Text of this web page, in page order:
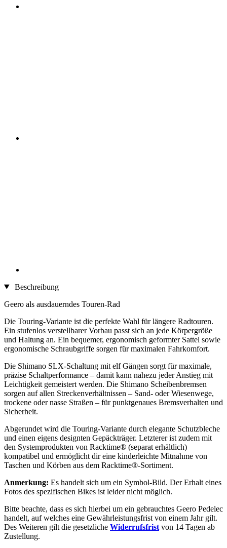
Beschreibung
Geero als ausdauerndes Touren-Rad
Die Touring-Variante ist die perfekte Wahl für längere Radtouren.
Ein stufenlos verstellbarer Vorbau passt sich an jede Körpergröße
und Haltung an. Ein bequemer, ergonomisch geformter Sattel sowie
ergonomische Schraubgriffe sorgen für maximalen Fahrkomfort.
Die Shimano SLX-Schaltung mit elf Gängen sorgt für maximale,
präzise Schaltperformance – damit kann nahezu jeder Anstieg mit
Leichtigkeit gemeistert werden. Die Shimano Scheibenbremsen
sorgen auf allen Streckenverhältnissen – Sand- oder Wiesenwege,
trockene oder nasse Straßen – für punktgenaues Bremsverhalten und
Sicherheit.
Abgerundet wird die Touring-Variante durch elegante Schutzbleche
und einen eigens designten Gepäckträger. Letzterer ist zudem mit
den Systemprodukten von Racktime® (separat erhältlich)
kompatibel und ermöglicht dir eine kinderleichte Mitnahme von
Taschen und Körben aus dem Racktime®-Sortiment.
Anmerkung: Es handelt sich um ein Symbol-Bild. Der Erhalt eines
Fotos des spezifischen Bikes ist leider nicht möglich.
Bitte beachte, dass es sich hierbei um ein gebrauchtes Geero Pedelec
handelt, auf welches eine Gewährleistungsfrist von einem Jahr gilt.
Des Weiteren gilt die gesetzliche Widerrufsfrist von 14 Tagen ab
Zustellung.